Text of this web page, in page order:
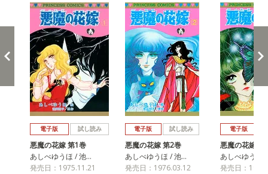
電子版 試し読み
悪魔の花嫁 第1巻
あしべゆうほ / 池…
発売日：1975.11.21
電子版 試し読み
悪魔の花嫁 第2巻
あしべゆうほ / 池…
発売日：1976.03.12
電子版
悪魔の花嫁 第
あしべゆうほ
発売日：